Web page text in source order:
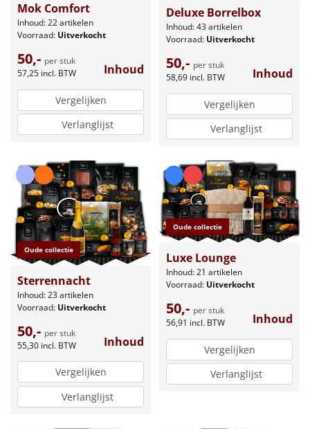
Mok Comfort
Inhoud: 22 artikelen
Voorraad: Uitverkocht
50,- per stuk
57,25 incl. BTW Inhoud
Vergelijken
Verlanglijst
Deluxe Borrelbox
Inhoud: 43 artikelen
Voorraad: Uitverkocht
50,- per stuk
58,69 incl. BTW Inhoud
Vergelijken
Verlanglijst
Oude collectie
Sterrennacht
Inhoud: 23 artikelen
Voorraad: Uitverkocht
50,- per stuk
55,30 incl. BTW Inhoud
Vergelijken
Verlanglijst
Oude collectie
Luxe Lounge
Inhoud: 21 artikelen
Voorraad: Uitverkocht
50,- per stuk
56,91 incl. BTW Inhoud
Vergelijken
Verlanglijst